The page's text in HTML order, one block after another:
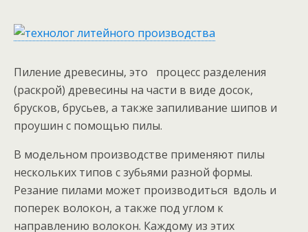
Пиление древесины, это процесс разделения
(раскрой) древесины на части в виде досок,
брусков, брусьев, а также запиливание шипов и
проушин с помощью пилы.
В модельном производстве применяют пилы
нескольких типов с зубьями разной формы.
Резание пилами может производиться вдоль и
поперек волокон, а также под углом к
направлению волокон. Каждому из этих